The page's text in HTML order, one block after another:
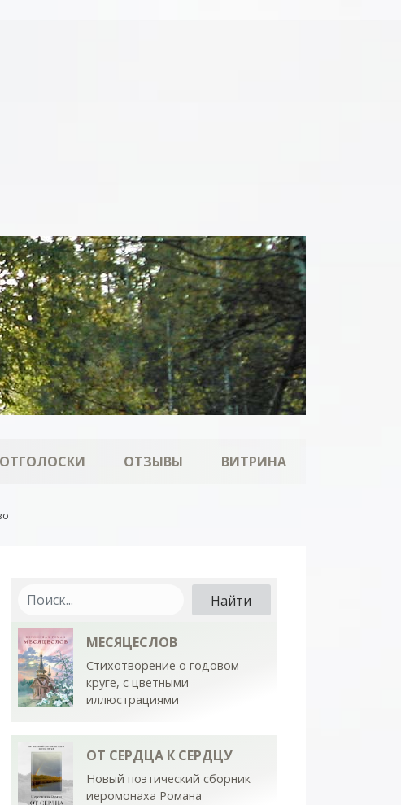
ОТГОЛОСКИ ОТЗЫВЫ ВИТРИНА
МЕСЯЦЕСЛОВ
Стихотворение о годовом
круге, с цветными
иллюстрациями
ОТ СЕРДЦА К СЕРДЦУ
Новый поэтический сборник
иеромонаха Романа